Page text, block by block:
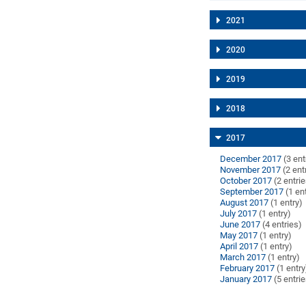
2021
2020
2019
2018
2017
December 2017 (3
November 2017 (2
October 2017 (2
September 2017 (1
August 2017 (1 entry)
July 2017 (1 entry)
June 2017 (4 entries)
May 2017 (1 entry)
April 2017 (1 entry)
March 2017 (1 entry)
February 2017 (1
January 2017 (5